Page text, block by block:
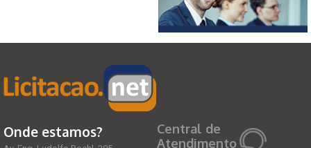
Onde estamos?
Central de
Atendimento